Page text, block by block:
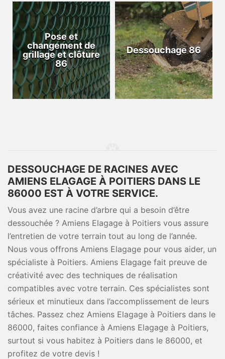
Pose et
changement de
grillage et clôture
86
Dessouchage 86
DESSOUCHAGE DE RACINES AVEC
AMIENS ELAGAGE À POITIERS DANS LE
86000 EST À VOTRE SERVICE.
Vous avez une racine d’arbre qui a besoin d’être
dessouchée ? Amiens Elagage à Poitiers vous assure
l’entretien de votre terrain tout au long de l’année.
Nous vous offrons Amiens Elagage pour vous aider, un
spécialiste à Poitiers. Amiens Elagage fait preuve de
créativité avec des techniques de réalisation
compatibles avec votre terrain. Ces spécialistes sont
sérieux et minutieux dans l’accomplissement de leurs
tâches. Passez chez Amiens Elagage à Poitiers dans le
86000, faites confiance à Amiens Elagage à Poitiers,
surtout si vous habitez à Poitiers dans le 86000, et
profitez de votre devis !